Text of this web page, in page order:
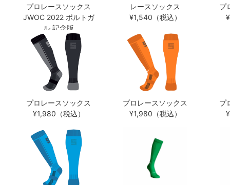
プロレースソックス
JWOC 2022 ポルトガ
ル 記念版
¥1,980（税込）
レースソックス
¥1,540（税込）
プ
プロレースソックス
¥1,980（税込）
プロレースソックス
¥1,980（税込）
プ